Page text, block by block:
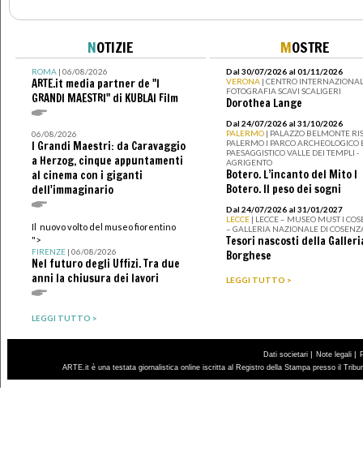
NOTIZIE
ROMA| 06/08/2026
ARTE.it media partner de "I
GRANDI MAESTRI" di KUBLAI Film
06/08/2026
I Grandi Maestri: da Caravaggio
a Herzog, cinque appuntamenti
al cinema con i giganti
dell'immaginario
Il nuovo volto del museo fiorentino
">
FIRENZE| 06/08/2026
Nel futuro degli Uffizi. Tra due
anni la chiusura dei lavori
LEGGI TUTTO >
MOSTRE
Dal 30/07/2026 al 01/11/2026
VERONA | CENTRO
FOTOGRAFIA SCAVI SCALIGERI
Dorothea Lange
Dal 24/07/2026 al 31/10/2026
PALERMO | PALAZZO BELMONTE
PALERMO I PARCO ARCHEOLOGICO
PAESAGGISTICO VALLE DEI TEMPLI -
AGRIGENTO
Botero. L’incanto del Mito I
Botero. Il peso dei sogni
Dal 24/07/2026 al 31/01/2027
LECCE | LECCE – MUSEO MUST I
– GALLERIA NAZIONALE DI
Tesori nascosti della
Borghese
LEGGI TUTTO >
Dati societari | Note legali |
ARTE.it è una testata giornalistica online iscritta al Registro della Stampa presso il